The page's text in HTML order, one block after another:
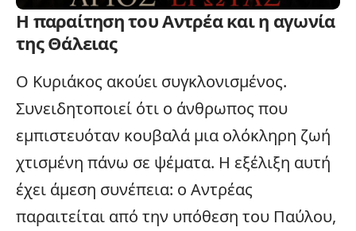
Η παραίτηση του Αντρέα και η αγωνία
της Θάλειας
Ο Κυριάκος ακούει συγκλονισμένος.
Συνειδητοποιεί ότι ο άνθρωπος που
εμπιστευόταν κουβαλά μια ολόκληρη ζωή
χτισμένη πάνω σε ψέματα. Η εξέλιξη αυτή
έχει άμεση συνέπεια: ο Αντρέας
παραιτείται από την υπόθεση του Παύλου,